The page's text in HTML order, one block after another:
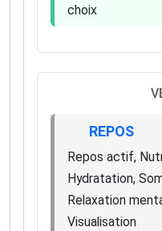
choix
REPOS
Repos actif,
Hydratation,
Relaxation
Visualisation